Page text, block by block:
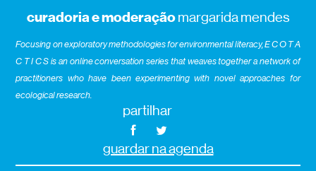
curadoria e moderaçãomargarida mendes
Focusing on exploratory methodologies for environmental literacy, E C O T A
C T I C S is an online conversation series that weaves together a network of
practitioners who have been experimenting with novel approaches for
ecological research
partilhar
guardar na agenda